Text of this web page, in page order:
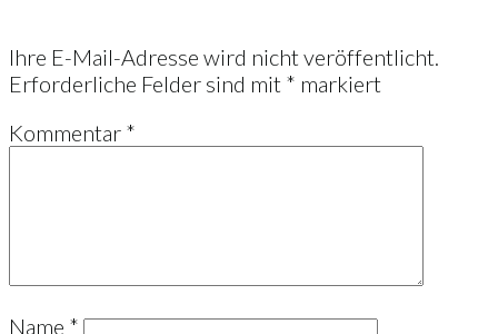
Ihre E-Mail-Adresse wird nicht veröffentlicht.
Erforderliche Felder sind mit * markiert
Kommentar *
Name *